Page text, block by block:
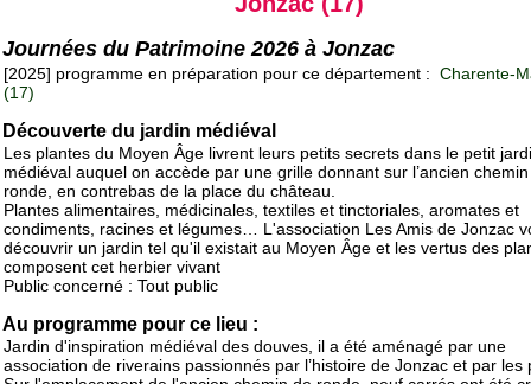
Journées du Patrimoine 2026 à Jonzac
[2025] programme en préparation pour ce département : Charente-
(17)
Découverte du jardin médiéval
Les plantes du Moyen Âge livrent leurs petits secrets dans le petit
médiéval auquel on accède par une grille donnant sur l’ancien
ronde, en contrebas de la place du château.
Plantes alimentaires, médicinales, textiles et tinctoriales, aromates et
condiments, racines et légumes… L'association Les Amis de Jonzac
découvrir un jardin tel qu'il existait au Moyen Âge et les vertus des
composent cet herbier vivant
Public concerné : Tout public
Au programme pour ce lieu :
Jardin d'inspiration médiéval des douves, il a été aménagé par une
association de riverains passionnés par l’histoire de Jonzac et par les